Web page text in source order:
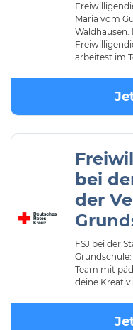
Maria vom
Waldhausen:
arbeitest im
bei
der
FSJ bei der
Team mit
deine